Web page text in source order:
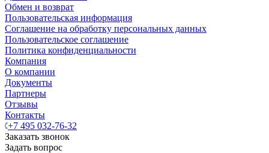
Обмен и возврат
Пользовательская информация
Соглашение на обработку персональных данных
Пользовательское соглашение
Политика конфиденциальности
Компания
О компании
Документы
Партнеры
Отзывы
Контакты
+7 495 032-76-32
Заказать звонок
Задать вопрос